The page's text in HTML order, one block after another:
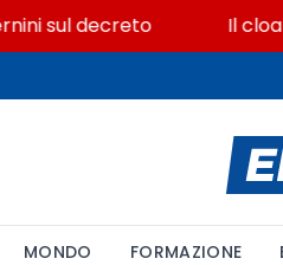
decreto Il cloaking
MONDO FORMAZIONE